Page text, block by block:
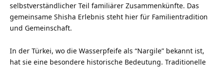
selbstverständlicher Teil familiärer Zusammenkünfte. Das
gemeinsame Shisha Erlebnis steht hier für Familientradition
und Gemeinschaft.
In der Türkei, wo die Wasserpfeife als “Nargile” bekannt ist,
hat sie eine besondere historische Bedeutung. Traditionelle